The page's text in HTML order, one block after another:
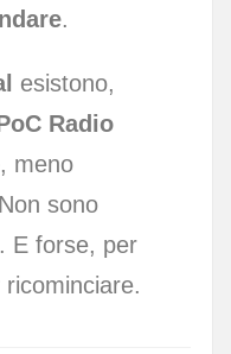
.
esistono,
Radio
meno
sono
E forse, per